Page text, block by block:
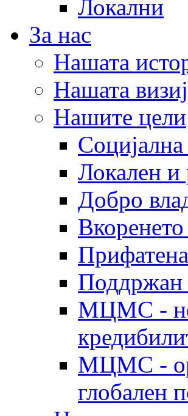
Локални
За нас
Нашата
Нашата
Нашите цели
Социјална
Локален и
Добро
Поддржан
МЦМС -
МЦМС -
глобален